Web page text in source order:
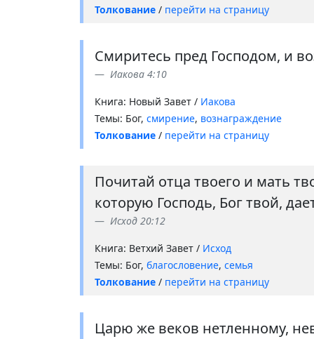
Толкование / перейти на страницу
Смиритесь пред Господом, и
Иакова 4:10
Книга: Новый Завет / Иакова
Темы: Бог, смирение, вознаграждение
Толкование / перейти на страницу
Почитай отца твоего и мать
которую Господь, Бог твой,
Исход 20:12
Книга: Ветхий Завет / Исход
Темы: Бог, благословение, семья
Толкование / перейти на страницу
Царю же веков нетленному,